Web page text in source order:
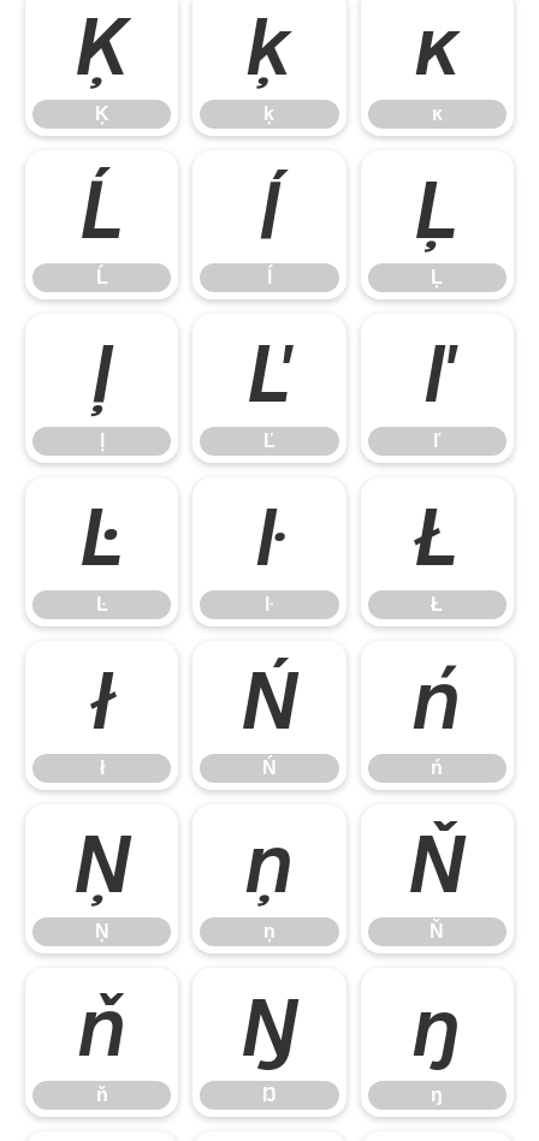
Ķ
Ķ
ķ
ķ
ĸ
ĸ
Ĺ
Ĺ
ĺ Ļ
Ļ
ļ Ľ
Ľ
ľ
ľ
Ŀ
Ŀ
ŀ
ŀ
Ł
Ł
ł
ł
Ń
Ń
ń
ń
Ņ
Ņ
ņ
ņ
Ň
Ň
ň
ň
Ŋ
Ŋ
ŋ
ŋ